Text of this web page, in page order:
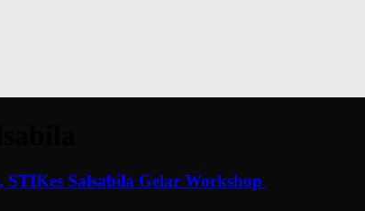
Salsabila Gelar Workshop